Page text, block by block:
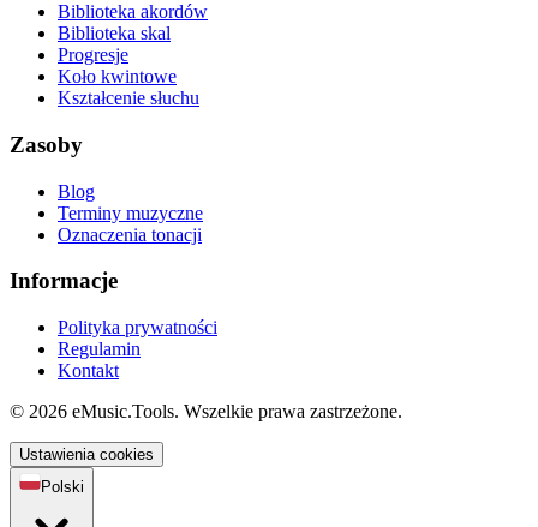
Biblioteka akordów
Biblioteka skal
Progresje
Koło kwintowe
Kształcenie słuchu
Zasoby
Blog
Terminy muzyczne
Oznaczenia tonacji
Informacje
Polityka prywatności
Regulamin
Kontakt
© 2026 eMusic.Tools. Wszelkie prawa zastrzeżone.
Ustawienia cookies
Polski